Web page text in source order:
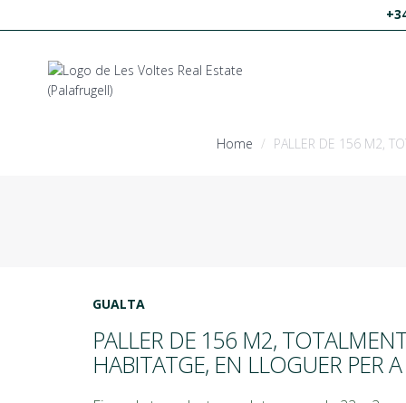
Home PALLER DE 156 M2,
GUALTA
PALLER DE 156 M2,
HABITATGE, EN LLOGUER PER